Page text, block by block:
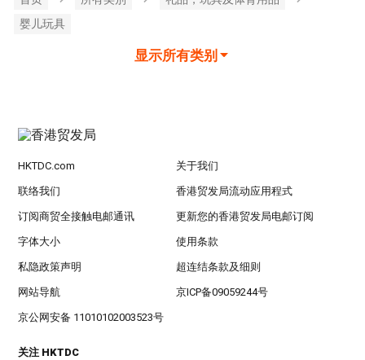
婴儿玩具
显示所有类别
HKTDC.com 关于我们
联络我们 香港贸发局流动应用程式
订阅商贸全接触电邮通讯 更新您的香港贸发局电邮订阅
字体大小 使用条款
私隐政策声明 超连结条款及细则
网站导航 京ICP备09059244号
京公网安备 11010102003523号
关注 HKTDC